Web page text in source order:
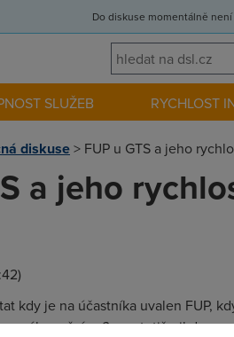
Do diskuse momentálně
SLUŽEB RYCHLOST
diskuse> FUP u GTS a jeho
a jeho
kdy je na účastníka uvalen FUP,
měsíce ? ono totiž nikde